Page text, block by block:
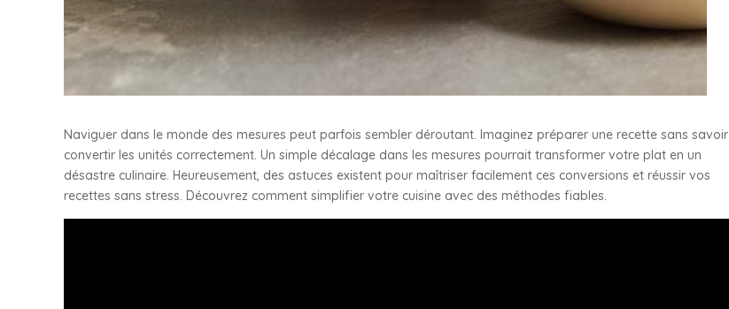
Naviguer dans le monde des mesures peut parfois sembler déroutant. Imaginez préparer une recette sans savoir
convertir les unités correctement. Un simple décalage dans les mesures pourrait transformer votre plat en un
désastre culinaire. Heureusement, des astuces existent pour maîtriser facilement ces conversions et réussir vos
recettes sans stress. Découvrez comment simplifier votre cuisine avec des méthodes fiables.